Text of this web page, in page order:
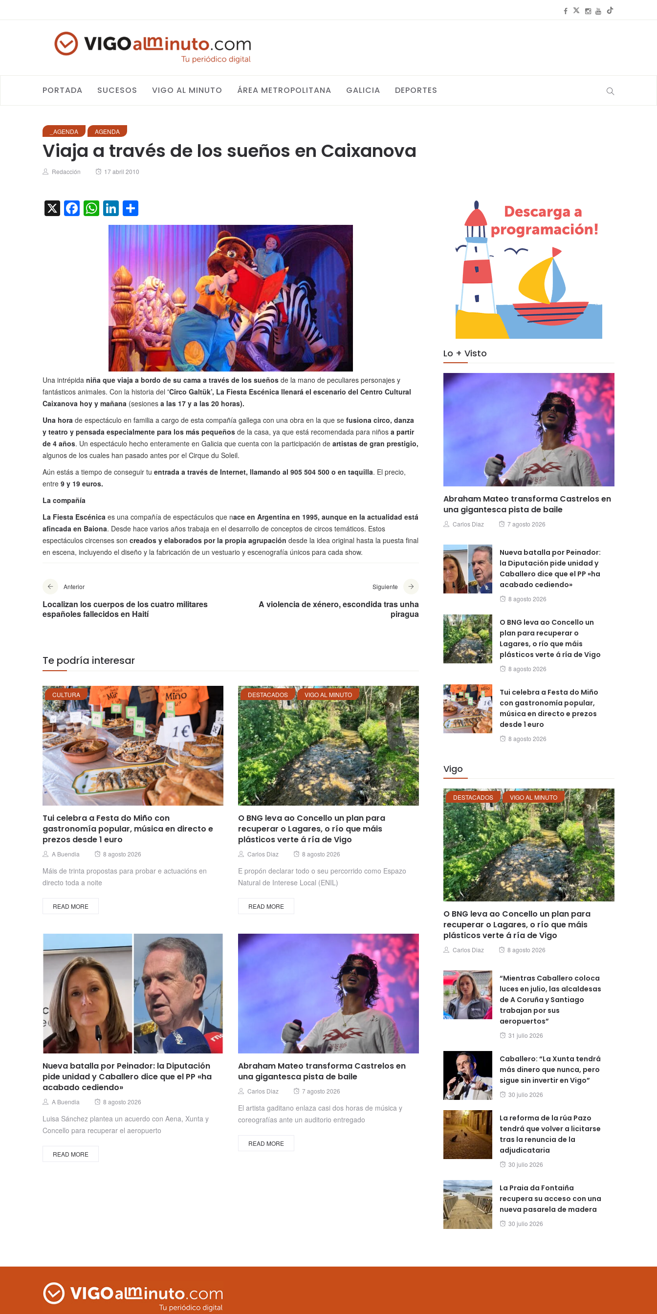
PORTADA SUCESOS VIGO AL MINUTO ÁREA METROPOLITANA GALICIA DEPORTES
_AGENDA AGENDA
Viaja a través de los sueños en Caixanova
Author
Redacción
Posted
17 abril 2010
X Facebook
WhatsApp
LinkedIn
Una intrépida niña que viaja a bordo de su cama a través de los sueños de la mano de peculiares personajes y
fantásticos animales. Con la historia del ‘Circo Galtük’, La Fiesta Escénica llenará el escenario del Centro Cultural
Caixanova hoy y mañana (sesiones a las 17 y a las 20 horas).
Una hora de espectáculo en familia a cargo de esta compañía gallega con una obra en la que se fusiona circo, danza
y teatro y pensada especialmente para los más pequeños de la casa, ya que está recomendada para niños a partir
de 4 años. Un espectáculo hecho enteramente en Galicia que cuenta con la participación de artistas de gran prestigio,
algunos de los cuales han pasado antes por el Cirque du Soleil.
Aún estás a tiempo de conseguir tu entrada a través de Internet, llamando al 905 504 500 o en taquilla. El precio,
entre 9 y 19 euros.
La compañía
La Fiesta Escénica es una compañía de espectáculos que nace en Argentina en 1995, aunque en la actualidad está
afincada en Baiona. Desde hace varios años trabaja en el desarrollo de conceptos de circos temáticos. Estos
espectáculos circenses son creados y elaborados por la propia agrupación desde la idea original hasta la puesta final
en escena, incluyendo el diseño y la fabricación de un vestuario y escenografía únicos para cada show.
Anterior
Localizan los cuerpos de los cuatro militares
españoles fallecidos en Haití
Siguiente
A violencia de xénero, escondida tras unha
piragua
Te podría interesar
CULTURA
Tui celebra a Festa do Miño con
gastronomía popular, música en directo e
prezos desde 1 euro
Author
A Buendia
Posted
8 agosto 2026
Máis de trinta propostas para probar e actuacións en
directo toda a noite
READ MORE
DESTACADOS VIGO AL MINUTO
O BNG leva ao Concello un plan para
recuperar o Lagares, o río que máis
plásticos verte á ría de Vigo
Author
Carlos Diaz
Posted
8 agosto 2026
E propón declarar todo o seu percorrido como Espazo
Natural de Interese Local (ENIL)
READ MORE
Nueva batalla por Peinador: la Diputación
pide unidad y Caballero dice que el PP «ha
acabado cediendo»
Author
A Buendia
Posted
8 agosto 2026
Luisa Sánchez plantea un acuerdo con Aena, Xunta y
Concello para recuperar el aeropuerto
READ MORE
Abraham Mateo transforma Castrelos en
una gigantesca pista de baile
Author
Carlos Diaz
Posted
7 agosto 2026
El artista gaditano enlaza casi dos horas de música y
coreografías ante un auditorio entregado
READ MORE
Lo + Visto
Abraham Mateo transforma Castrelos en
una gigantesca pista de baile
Author
Carlos Diaz
Posted
7 agosto 2026
Nueva batalla por Peinador:
la Diputación pide unidad y
Caballero dice que el PP «ha
acabado cediendo»
Posted
8 agosto 2026
O BNG leva ao Concello un
plan para recuperar o
Lagares, o río que máis
plásticos verte á ría de Vigo
Posted
8 agosto 2026
Tui celebra a Festa do Miño
con gastronomía popular,
música en directo e prezos
desde 1 euro
Posted
8 agosto 2026
Vigo
DESTACADOS VIGO AL MINUTO
O BNG leva ao Concello un plan para
recuperar o Lagares, o río que máis
plásticos verte á ría de Vigo
Author
Carlos Diaz
Posted
8 agosto 2026
“Mientras Caballero coloca
luces en julio, las alcaldesas
de A Coruña y Santiago
trabajan por sus
aeropuertos”
Posted
31 julio 2026
Caballero: “La Xunta tendrá
más dinero que nunca, pero
sigue sin invertir en Vigo”
Posted
30 julio 2026
La reforma de la rúa Pazo
tendrá que volver a licitarse
tras la renuncia de la
adjudicataria
Posted
30 julio 2026
La Praia da Fontaiña
recupera su acceso con una
nueva pasarela de madera
Posted
30 julio 2026